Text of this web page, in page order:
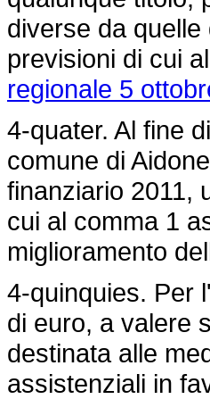
diverse da
previsioni di cui
regionale 5
4-quater. Al fine
comune di
finanziario 2011,
cui al comma 1
miglioramento
4-quinquies. Per
di euro, a valere
destinata alle
assistenziali in